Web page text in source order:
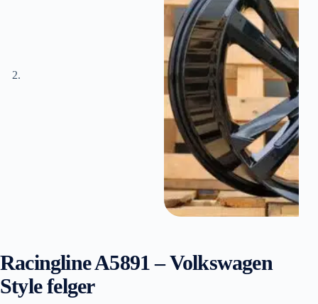
Racingline A5891 – Volkswagen
Style felger